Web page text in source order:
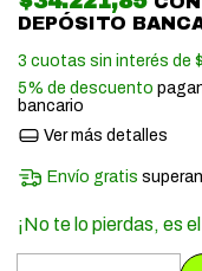
DEPÓSITO
3 cuotas sin interés de
5% de descuento
bancario
Ver más detalles
Envío gratis
¡No te lo pierdas, es